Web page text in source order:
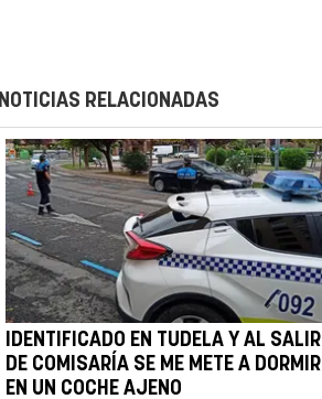
NOTICIAS RELACIONADAS
IDENTIFICADO EN TUDELA Y AL SALIR
DE COMISARÍA SE ME METE A DORMIR
EN UN COCHE AJENO